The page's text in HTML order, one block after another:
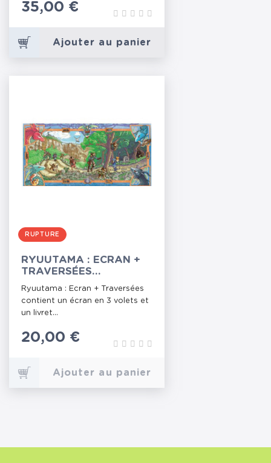
Prix
35,00 €
Ajouter au panier
RUPTURE
RYUUTAMA : ECRAN +
TRAVERSÉES
(NOUVELLE ÉDITION)
Ryuutama : Ecran + Traversées
contient un écran en 3 volets et
un livret...
Prix
20,00 €
Ajouter au panier